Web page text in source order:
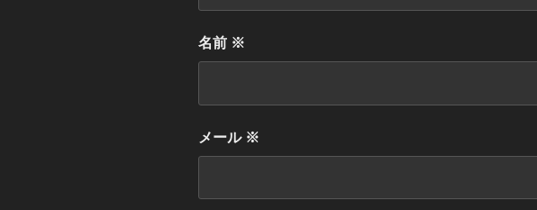
名前 ※
メール ※